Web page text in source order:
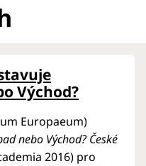
Východ?
Europaeum)
nebo Východ? České
2016) pro